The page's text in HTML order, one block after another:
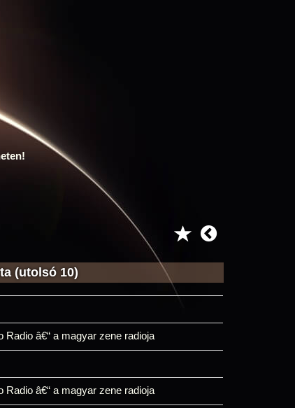
(utolsó 10)
Radio â€“ a magyar zene radioja
Radio â€“ a magyar zene radioja